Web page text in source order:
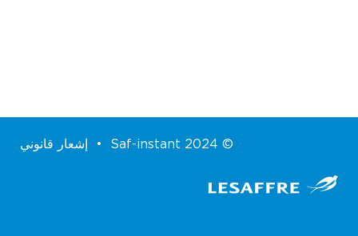
© Saf-instant 2024 • إشعار قانوني